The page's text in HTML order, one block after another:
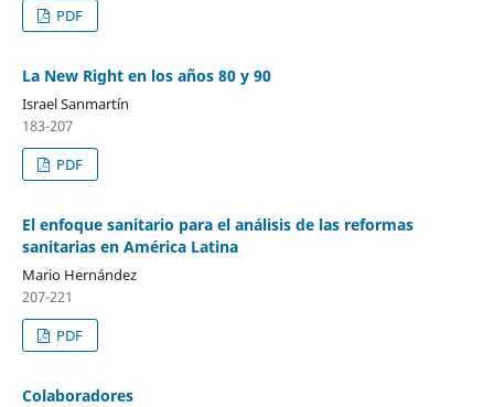
PDF
La New Right en los años 80 y 90
Israel Sanmartín
183-207
PDF
El enfoque sanitario para el análisis de las reformas
sanitarias en América Latina
Mario Hernández
207-221
PDF
Colaboradores